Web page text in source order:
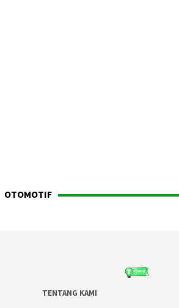
OTOMOTIF
TENTANG KAMI